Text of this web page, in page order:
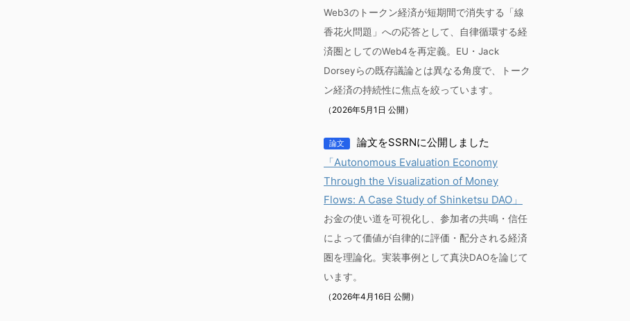
Web3のトークン経済が短期間で消失する「線
香花火問題」への応答として、自律循環する経
済圏としてのWeb4を再定義。EU・Jack
Dorseyらの既存議論とは異なる角度で、トーク
ン経済の持続性に焦点を絞っています。
（2026年5月1日 公開）
論文
論文をSSRNに公開しました
「Autonomous Evaluation Economy
Through the Visualization of Money
Flows: A Case Study of Shinketsu DAO」
お金の使い道を可視化し、参加者の共鳴・信任
によって価値が自律的に評価・配分される経済
圏を理論化。実装事例として真決DAOを論じて
います。
（2026年4月16日 公開）